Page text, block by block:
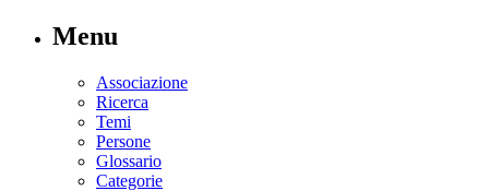
Menu
Associazione
Ricerca
Temi
Persone
Glossario
Categorie